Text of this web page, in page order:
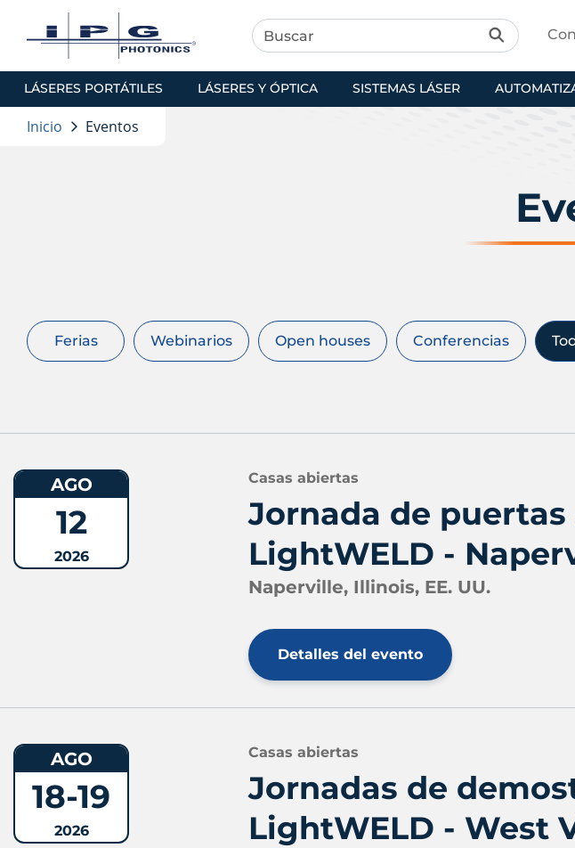
LÁSERES PORTÁTILES LÁSERES Y ÓPTICA SISTEMAS LÁSER
Inicio Eventos
Ferias Webinarios Open houses Conferencias
AGO
12
2026
Casas abiertas
Jornada de
LightWELD -
Naperville, Illinois, EE. UU.
Detalles del evento
AGO
18-19
2026
Casas abiertas
Jornadas de
LightWELD - West